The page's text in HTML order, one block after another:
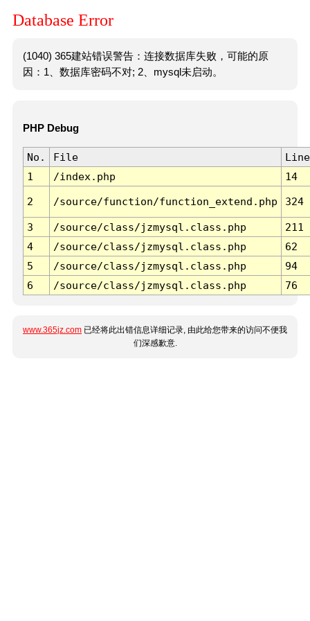
Database Error
(1040) 365建站错误警告：连接数据库失败，可能的原
因：1、数据库密码不对; 2、mysql未启动。
PHP Debug
No. File
Line
1
/index.php 14
2 /source/function/function_extend.php 324
3 /source/class/jzmysql.class.php
211
4
/source/class/jzmysql.class.php
62
5
/source/class/jzmysql.class.php
94
6
/source/class/jzmysql.class.php 76
www.365jz.com 已经将此出错信息详细记录, 由此给您带来的访问不便我
们深感歉意.